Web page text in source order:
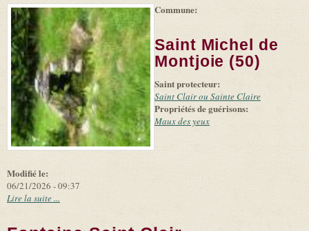
-
Leaflet (link is
|
Tiles
(link is
external)
©
Microsoft
and
suppliers
Modifié le:
06/21/2026 - 09:37
Commune:
Saint Michel de
Montjoie (50)
Saint protecteur:
Saint Clair ou Sainte Claire
Propriétés de guérisons:
Maux des yeux
Lire la suite ...